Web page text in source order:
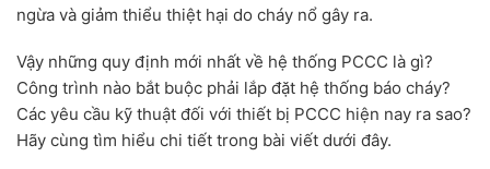
ngừa và giảm thiểu thiệt hại do cháy nổ gây ra.
Vậy những quy định mới nhất về hệ thống PCCC là gì?
Công trình nào bắt buộc phải lắp đặt hệ thống báo cháy?
Các yêu cầu kỹ thuật đối với thiết bị PCCC hiện nay ra sao?
Hãy cùng tìm hiểu chi tiết trong bài viết dưới đây.